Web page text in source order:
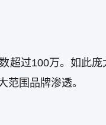
超过100万。如此
围品牌渗透。